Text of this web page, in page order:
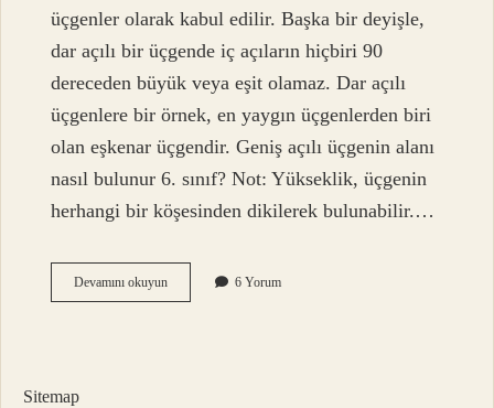
üçgenler olarak kabul edilir. Başka bir deyişle,
dar açılı bir üçgende iç açıların hiçbiri 90
dereceden büyük veya eşit olamaz. Dar açılı
üçgenlere bir örnek, en yaygın üçgenlerden biri
olan eşkenar üçgendir. Geniş açılı üçgenin alanı
nasıl bulunur 6. sınıf? Not: Yükseklik, üçgenin
herhangi bir köşesinden dikilerek bulunabilir.…
Devamını okuyunDar
Açılı
6 Yorum
Sitemap